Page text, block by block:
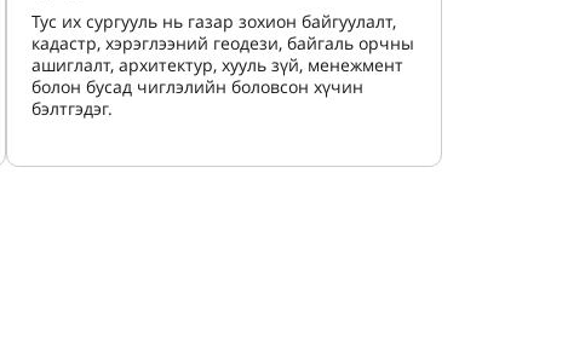
Тус их сургууль нь газар зохион байгуулалт,
кадастр, хэрэглээний геодези, байгаль орчны
ашиглалт, архитектур, хууль зүй, менежмент
болон бусад чиглэлийн боловсон хүчин
бэлтгэдэг.